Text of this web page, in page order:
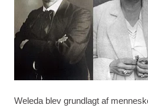
Weleda blev grundlagt af